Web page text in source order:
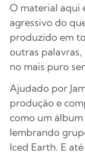
O material aqui
agressivo do
produzido em
outras
no mais puro
Ajudado por
produção e
como um
lembrando
Iced Earth. E